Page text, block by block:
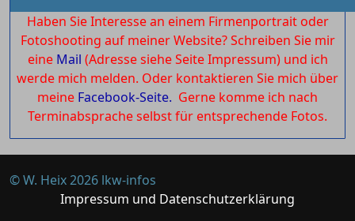
Haben Sie Interesse an einem Firmenportrait oder
Fotoshooting auf meiner Website? Schreiben Sie mir
eine Mail (Adresse siehe Seite Impressum) und ich
werde mich melden. Oder kontaktieren Sie mich über
meine Facebook-Seite. Gerne komme ich nach
Terminabsprache selbst für entsprechende Fotos.
© W. Heix 2026 lkw-infos
Impressum und Datenschutzerklärung